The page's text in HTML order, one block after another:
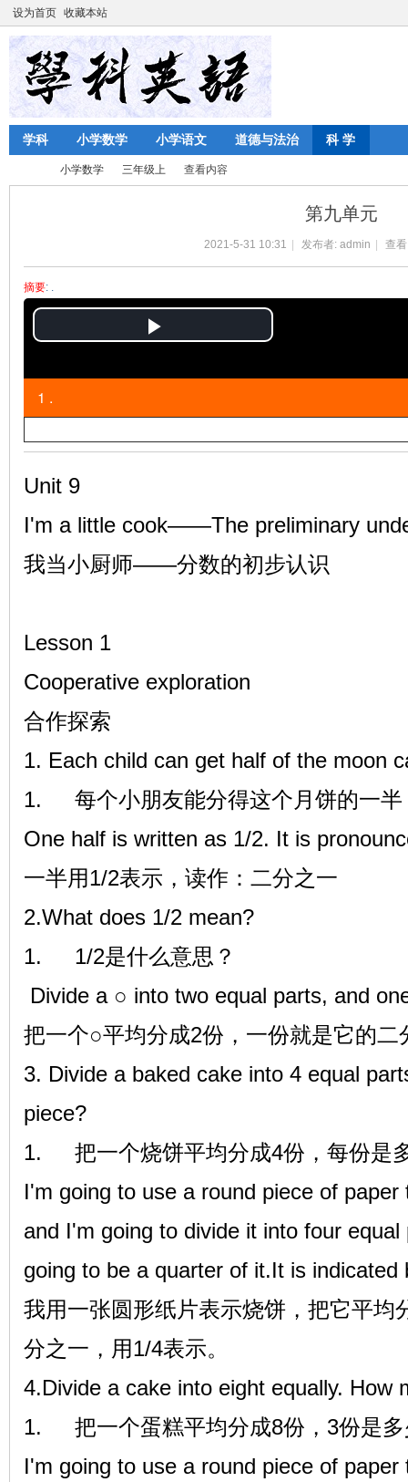
设为首页 收藏本站
学科 小学数学 小学语文 道德与法治 科 学
小学数学 三年级上 查看内容
第九单元
2021-5-31 10:31 发布者: admin 查
摘要: .
P
l
a
y
i
1 .
Unit 9
I'm a little cook——The preliminary
我当小厨师——分数的初步认识
Lesson 1
Cooperative exploration
合作探索
1. Each child can get half of the moon
1.
每个小朋友能分得这个月饼的一
One half is written as 1/2. It is
一半用1/2表示，读作：二分之一
2.What does 1/2 mean?
1.
1/2是什么意思？
Divide a ○ into two equal parts, and
把一个○平均分成2份，一份就是它的二
3. Divide a baked cake into 4 equal
piece?
1.
把一个烧饼平均分成4份，每份是
I'm going to use a round piece of
and I'm going to divide it into four
going to be a quarter of it.It is indicated
我用一张圆形纸片表示烧饼，把它平均
分之一，用1/4表示。
4.Divide a cake into eight equally. How
1.
把一个蛋糕平均分成8份，3份是
I'm going to use a round piece of